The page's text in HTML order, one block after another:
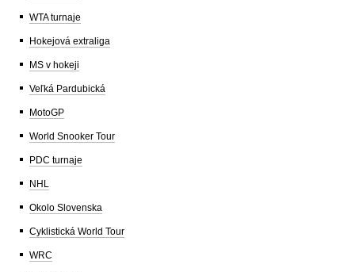
WTA turnaje
Hokejová extraliga
MS v hokeji
Veľká Pardubická
MotoGP
World Snooker Tour
PDC turnaje
NHL
Okolo Slovenska
Cyklistická World Tour
WRC